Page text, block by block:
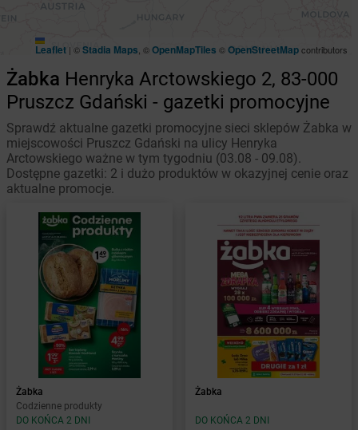
Leaflet | ©Stadia Maps , ©OpenMapTiles ©OpenStreetMapcontributors
Żabka Henryka Arctowskiego 2, 83-000
Pruszcz Gdański - gazetki promocyjne
Sprawdź aktualne gazetki promocyjne sieci sklepów Żabka w
miejscowości Pruszcz Gdański na ulicy Henryka
Arctowskiego ważne w tym tygodniu (03.08 - 09.08).
Dostępne gazetki: 2 i dużo produktów w okazyjnej cenie oraz
aktualne promocje.
Żabka
Codzienne produkty
DO KOŃCA 2 DNI
Żabka
DO KOŃCA 2 DNI